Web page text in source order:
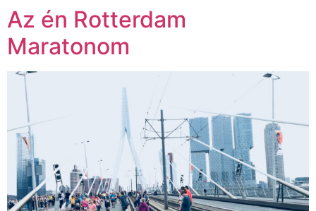
Az én Rotterdam
Maratonom